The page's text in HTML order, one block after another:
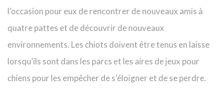
l’occasion pour eux de rencontrer de nouveaux amis à
quatre pattes et de découvrir de nouveaux
environnements. Les chiots doivent être tenus en laisse
lorsqu’ils sont dans les parcs et les aires de jeux pour
chiens pour les empêcher de s’éloigner et de se perdre.